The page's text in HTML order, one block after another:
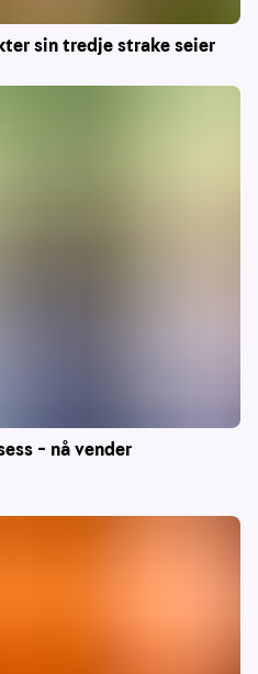
sin tredje strake seier
– nå vender